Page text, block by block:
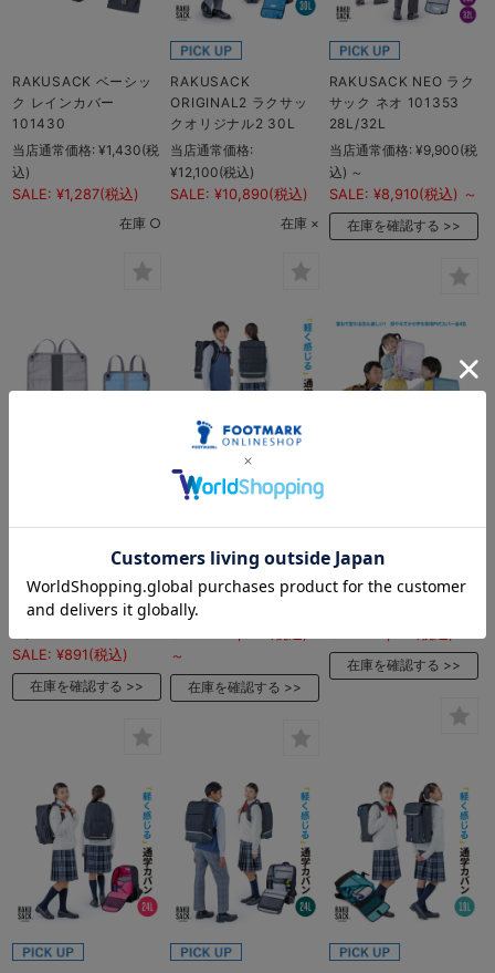
RAKUSACK ベーシッ
ク レインカバー
101430
当店通常価格: ¥1,430(税
込)
SALE: ¥1,287(税込)
在庫 ○
RAKUSACK
ORIGINAL2 ラクサッ
クオリジナル2 30L
当店通常価格:
¥12,100(税込)
SALE: ¥10,890(税込)
在庫 ×
RAKUSACK NEO ラク
サック ネオ 101353
28L/32L
当店通常価格: ¥9,900(税
込) ～
SALE: ¥8,910(税込) ～
在庫を確認する
入れられる背中ひんや
りパット 101475
当店通常価格: ¥1,980(税
SALE: ¥891 (税込)
在庫を確認する
ックオリジナル2
当店通常価格:
¥12,100
～
在庫を確認する
ジュニア 101349
当店通常価格: ¥1,320(税
在庫を確認する